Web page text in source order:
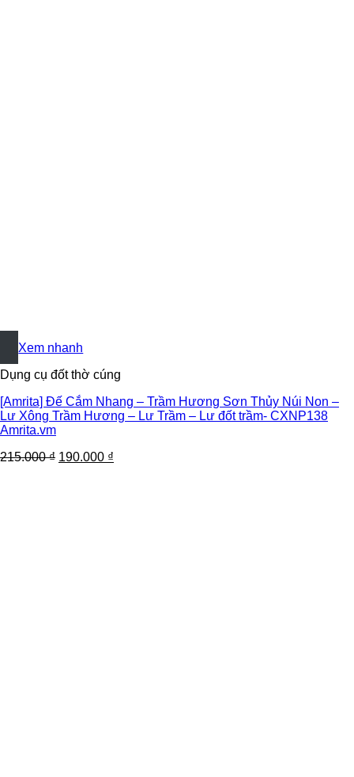
+
Xem nhanh
Dụng cụ đốt thờ cúng
[Amrita] Đế Cắm Nhang – Trầm Hương Sơn Thủy Núi Non –
Lư Xông Trầm Hương – Lư Trầm – Lư đốt trầm- CXNP138
Amrita.vm
215.000₫ 190.000 ₫